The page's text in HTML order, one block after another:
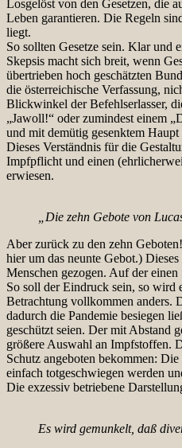
Losgelöst von den Gesetzen, die
Leben garantieren. Die Regeln
liegt.
So sollten Gesetze sein. Klar und
Skepsis macht sich breit, wenn
übertrieben hoch geschätzten
die österreichische Verfassung,
Blickwinkel der Befehlserlasser,
„Jawoll!“ oder zumindest einem
und mit demütig gesenktem
Dieses Verständnis für die
Impfpflicht und einen
erwiesen.
„Die zehn Gebote von
Aber zurück zu den zehn
hier um das neunte Gebot.)
Menschen gezogen. Auf der
So soll der Eindruck sein, so wird
Betrachtung vollkommen anders.
dadurch die Pandemie besiegen
geschützt seien. Der mit Abstand
größere Auswahl an Impfstoffen.
Schutz angeboten bekommen:
einfach totgeschwiegen werden
Die exzessiv betriebene
Es wird gemunkelt, daß